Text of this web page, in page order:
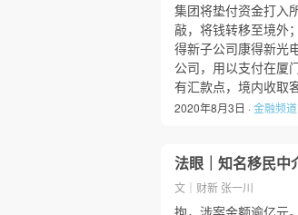
集团将垫付资金打入
敲，将钱转移至境外
得新子公司康得新光
公司，用以支付在厦
有汇款点，境内收
2020年8月3日 ·金融频道
法眼｜知名移民中
文｜财新 张一川
拘，涉案金额逾亿元